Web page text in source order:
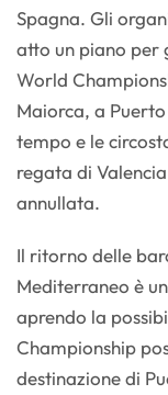
Spagna. Gli
atto un piano per
World
Maiorca, a
tempo e le
regata di
annullata.
Il ritorno delle
Mediterraneo è
aprendo la
Championship
destinazione di